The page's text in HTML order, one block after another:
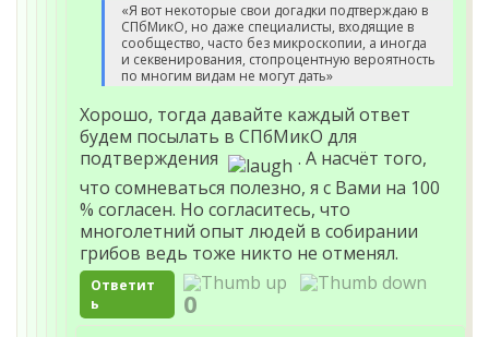
«Я вот некоторые свои догадки подтверждаю в
СПбМикО, но даже специалисты, входящие в
сообщество, часто без микроскопии, а иногда
и секвенирования, стопроцентную вероятность
по многим видам не могут дать»
Хорошо, тогда давайте каждый ответ
будем посылать в СПбМикО для
подтверждения
. А насчёт того,
что сомневаться полезно, я с Вами на 100
% согласен. Но согласитесь, что
многолетний опыт людей в собирании
грибов ведь тоже никто не отменял.
Ответит
ь
0